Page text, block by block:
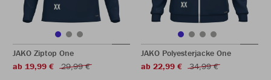
JAKO Ziptop One
ab 19,99 €
29,99 €
JAKO Polyesterjacke One
ab 22,99 €
34,99 €